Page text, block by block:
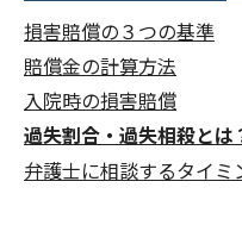
損害賠償の３つの基準
賠償金の計算方法
入院時の損害賠償
過失割合・過失相殺とは
弁護士に相談するタイミ